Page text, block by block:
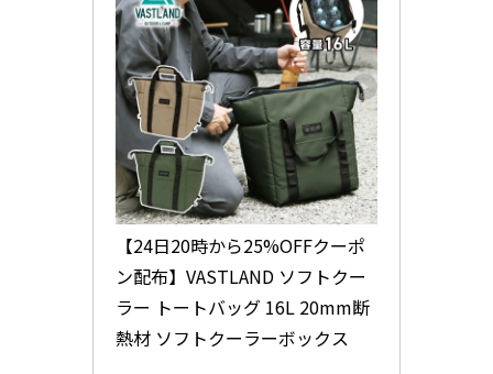
【24日20時から25%OFFクーポ
ン配布】VASTLAND ソフトクー
ラー トートバッグ 16L 20mm断
熱材 ソフトクーラーボックス